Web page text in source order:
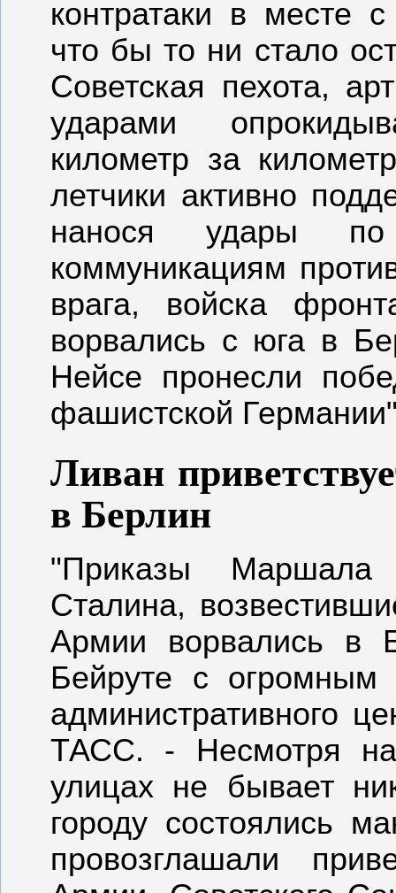
контратаки в месте
что бы то ни стало
Советская пехота,
ударами
километр за
летчики активно
нанося удары
коммуникациям
врага, войска
ворвались с юга в
Нейсе пронесли
фашистской
Ливан
в Берлин
"Приказы
Сталина,
Армии ворвались в
Бейруте с огромным
административного
ТАСС. - Несмотря
улицах не бывает
городу состоялись
провозглашали